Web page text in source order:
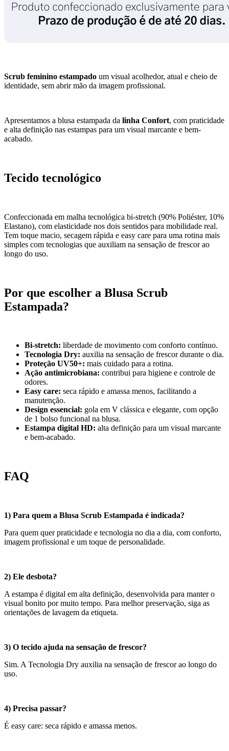
Scrub feminino estampado um visual acolhedor, atual e cheio de
identidade, sem abrir mão da imagem profissional.
Apresentamos a blusa estampada da linha Confort, com praticidade
e alta definição nas estampas para um visual marcante e bem-
acabado.
Tecido tecnológico
Confeccionada em malha tecnológica bi-stretch (90% Poliéster, 10%
Elastano), com elasticidade nos dois sentidos para mobilidade real.
Tem toque macio, secagem rápida e easy care para uma rotina mais
simples com tecnologias que auxiliam na sensação de frescor ao
longo do uso.
Por que escolher a Blusa Scrub
Estampada?
Bi-stretch: liberdade de movimento com conforto contínuo.
Tecnologia Dry: auxilia na sensação de frescor durante o dia.
Proteção UV50+: mais cuidado para a rotina.
Ação antimicrobiana: contribui para higiene e controle de
odores.
Easy care: seca rápido e amassa menos, facilitando a
manutenção.
Design essencial: gola em V clássica e elegante, com opção
de 1 bolso funcional na blusa.
Estampa digital HD: alta definição para um visual marcante
e bem-acabado.
FAQ
1) Para quem a Blusa Scrub Estampada é indicada?
Para quem quer praticidade e tecnologia no dia a dia, com conforto,
imagem profissional e um toque de personalidade.
2) Ele desbota?
A estampa é digital em alta definição, desenvolvida para manter o
visual bonito por muito tempo. Para melhor preservação, siga as
orientações de lavagem da etiqueta.
3) O tecido ajuda na sensação de frescor?
Sim. A Tecnologia Dry auxilia na sensação de frescor ao longo do
uso.
4) Precisa passar?
É easy care: seca rápido e amassa menos.